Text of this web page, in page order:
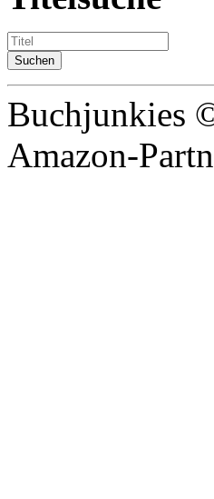
Buchjunkies
Amazon-